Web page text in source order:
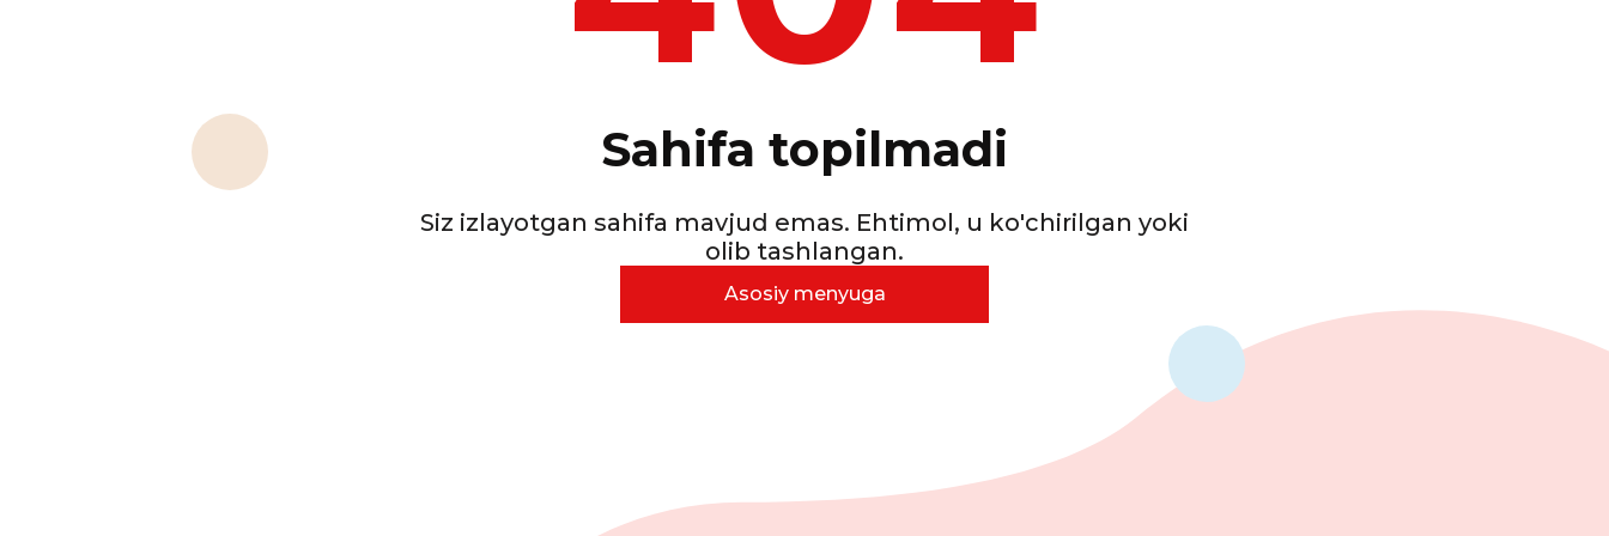
Sahifa topilmadi
Siz izlayotgan sahifa mavjud emas. Ehtimol, u ko'chirilgan yoki
olib tashlangan.
Asosiy menyuga